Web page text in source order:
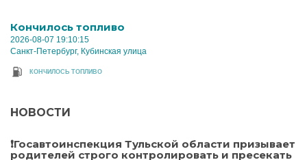
Кончилось топливо
2026-08-07 19:10:15
Санкт-Петербург, Кубинская улица
КОНЧИЛОСЬ ТОПЛИВО
НОВОСТИ
❗Госавтоинспекция Тульской области призывает
родителей строго контролировать и пресекать